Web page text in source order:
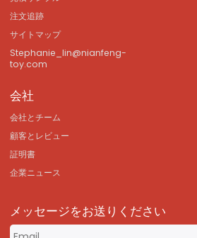
注文追跡
サイトマップ
Stephanie_lin@nianfeng-
toy.com
会社
会社とチーム
顧客とレビュー
証明書
企業ニュース
メッセージをお送りください